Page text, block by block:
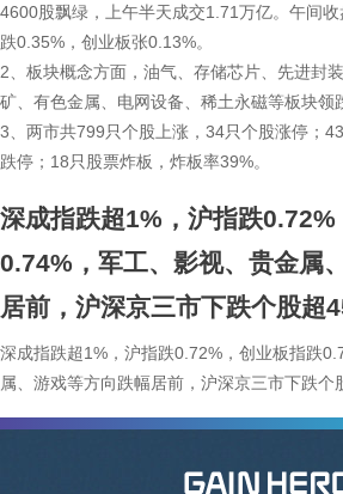
4600股飘绿，上午半天成交1.71万亿。午间
跌0.35%，创业板张0.13%。
2、板块概念方面，油气、存储芯片、先进封
矿、有色金属、电网设备、稀土永磁等板块领
3、两市共799只个股上涨，34只个股涨停；
跌停；18只股票炸板，炸板率39%。
深成指跌超1%，沪指跌
0.74%，军工、影视、贵金属
居前，沪深京三市下跌个股超
深成指跌超1%，沪指跌0.72%，创业板指跌
属、游戏等方向跌幅居前，沪深京三市下跌个